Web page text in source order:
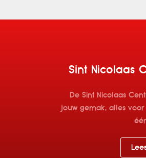
Sint Nicolaas
De Sint Nicolaas
jouw gemak, alles